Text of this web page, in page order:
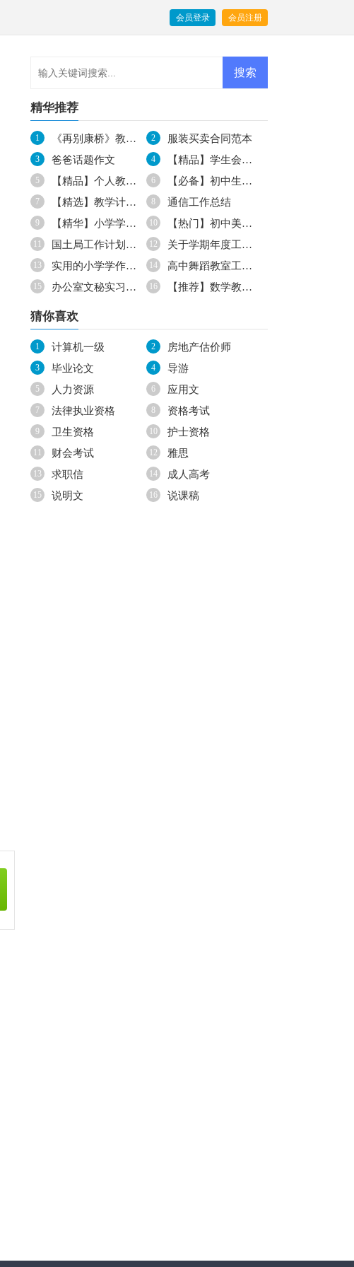
会员登录 会员注册
精华推荐
1 《再别康桥》教学反思 2 服装买卖合同范本
3 爸爸话题作文 4 【精品】学生会生活部工作计划4篇
5 【精品】个人教学计划汇编5篇 6 【必备】初中生周记3篇
7 【精选】教学计划范文7篇 8 通信工作总结
9 【精华】小学学作文700字集锦5篇 10 【热门】初中美术教学工作计划3篇
11 国土局工作计划合集5篇 12 关于学期年度工作计划四篇
13 实用的小学学作文400字合集八篇 14 高中舞蹈教室工作计划范文
15 办公室文秘实习报告 16 【推荐】数学教学计划6篇
猜你喜欢
1 计算机一级 2 房地产估价师
3 毕业论文 4 导游
5 人力资源 6 应用文
7 法律执业资格 8 资格考试
9 卫生资格 10 护士资格
11 财会考试 12 雅思
13 求职信 14 成人高考
15 说明文 16 说课稿